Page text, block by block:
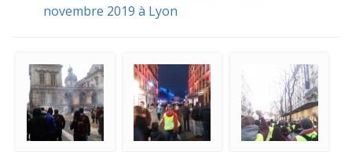
novembre 2019 à Lyon